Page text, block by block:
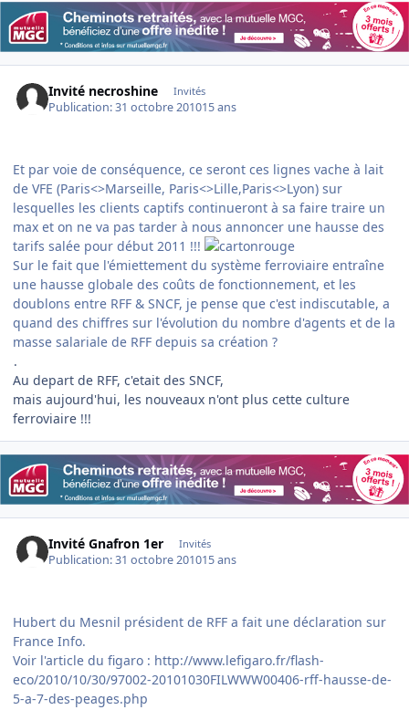
Invité necroshine Invités
Publication:31 octobre 201015 ans
Et par voie de conséquence, ce seront ces lignes vache à lait
de VFE (Paris<>Marseille, Paris<>Lille,Paris<>Lyon) sur
lesquelles les clients captifs continueront à sa faire traire un
max et on ne va pas tarder à nous annoncer une hausse des
tarifs salée pour début 2011 !!!
Sur le fait que l'émiettement du système ferroviaire entraîne
une hausse globale des coûts de fonctionnement, et les
doublons entre RFF & SNCF, je pense que c'est indiscutable, a
quand des chiffres sur l'évolution du nombre d'agents et de la
masse salariale de RFF depuis sa création ?
.
Au depart de RFF, c'etait des SNCF,
mais aujourd'hui, les nouveaux n'ont plus cette culture
ferroviaire !!!
Invité Gnafron 1er Invités
Publication:31 octobre 201015 ans
Hubert du Mesnil président de RFF a fait une déclaration sur
France Info.
Voir l'article du figaro : http://www.lefigaro.fr/flash-
eco/2010/10/30/97002-20101030FILWWW00406-rff-hausse-de-
5-a-7-des-peages.php